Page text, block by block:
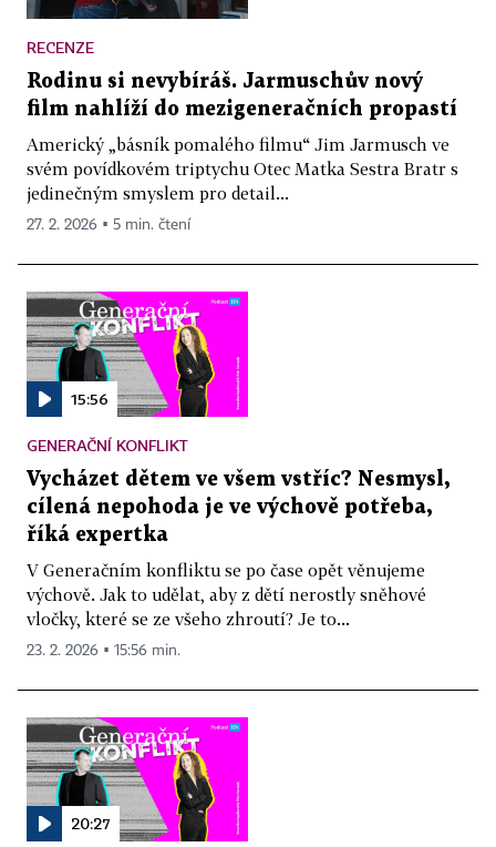
RECENZE
Rodinu si nevybíráš. Jarmuschův nový
film nahlíží do mezigeneračních propastí
Americký „básník pomalého filmu“ Jim Jarmusch ve
svém povídkovém triptychu Otec Matka Sestra Bratr s
jedinečným smyslem pro detail...
27. 2. 2026 ▪ 5 min. čtení
15:56
GENERAČNÍ KONFLIKT
Vycházet dětem ve všem vstříc? Nesmysl,
cílená nepohoda je ve výchově potřeba,
říká expertka
V Generačním konfliktu se po čase opět věnujeme
výchově. Jak to udělat, aby z dětí nerostly sněhové
vločky, které se ze všeho zhroutí? Je to...
23. 2. 2026 ▪ 15:56 min.
20:27